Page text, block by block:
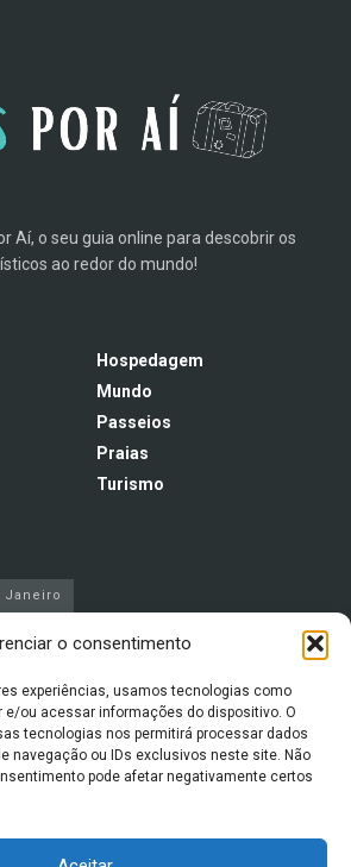
o consentimento
experiências, usamos tecnologias como
e/ou acessar informações do dispositivo. O
tecnologias nos permitirá processar dados
navegação ou IDs exclusivos neste site. Não
pode afetar negativamente certos
Aí, o seu guia online para descobrir os
ao redor do mundo!
Hospedagem
Mundo
Passeios
Praias
Turismo
Janeiro
Janeiro com pouco dinheiro: como
a cidade sem gastar muito
JULHO DE 2026
de 3 dias em Natal com praias e passeios
JULHO DE 2026